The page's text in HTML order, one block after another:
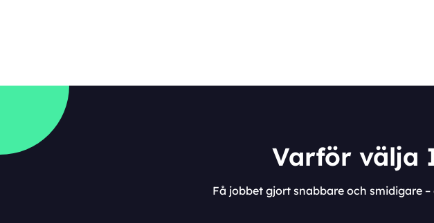
Varför välja
Få jobbet gjort snabbare och smidigare